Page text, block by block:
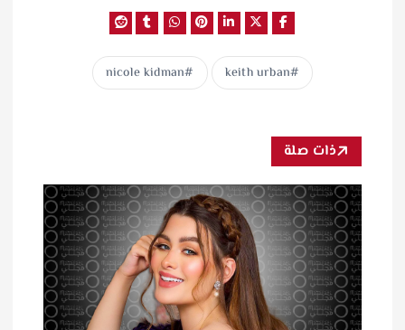
keith urban
nicole kidman
ذات صلة